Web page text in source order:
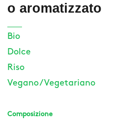
o aromatizzato
Bio
Dolce
Riso
Vegano / Vegetariano
Composizione